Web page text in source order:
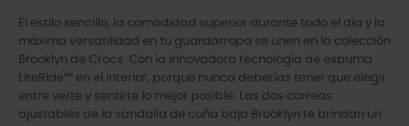
El estilo sencillo, la comodidad superior durante todo el día y la
máxima versatilidad en tu guardarropa se unen en la colección
Brooklyn de Crocs. Con la innovadora tecnología de espuma
LiteRide™ en el interior, porque nunca deberías tener que elegir
entre verte y sentirte lo mejor posible. Las dos correas
ajustables de la sandalia de cuña baja Brooklyn te brindan un